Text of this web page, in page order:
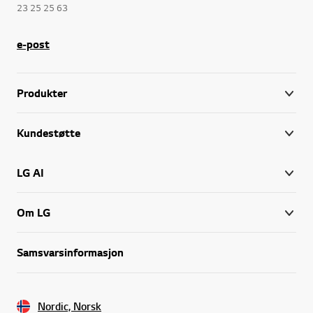
23 25 25 63
e-post
Produkter
Kundestøtte
LG AI
Om LG
Samsvarsinformasjon
Nordic, Norsk